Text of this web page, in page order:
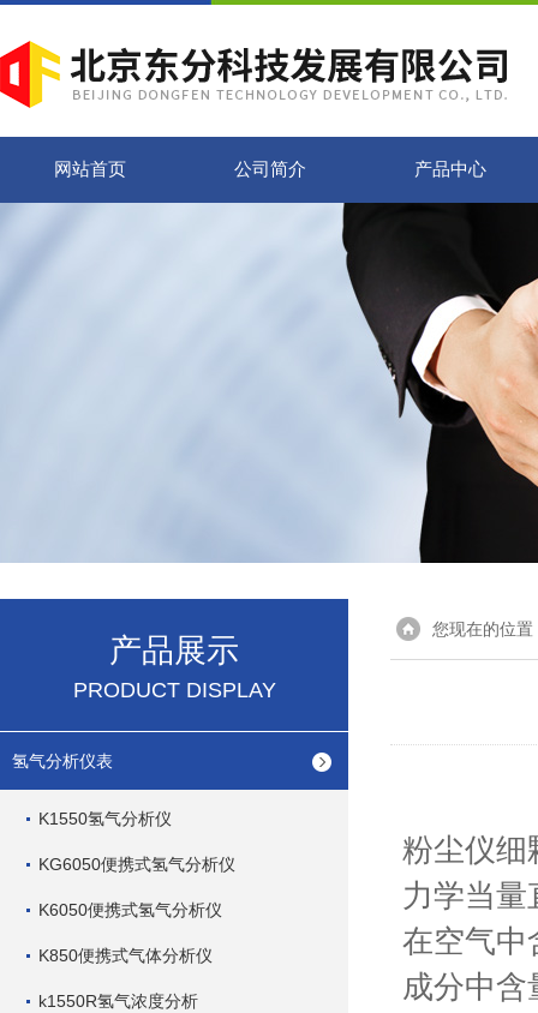
网站首页 公司简介 产品中心
产品展示
PRODUCT DISPLAY
氢气分析仪表
K1550氢气分析仪
KG6050便携式氢气分析仪
K6050便携式氢气分析仪
K850便携式气体分析仪
k1550R氢气浓度分析
您现在的位置
粉尘仪细
力学当
在空气中
成分中